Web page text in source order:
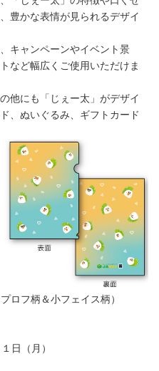
豊かな表情が見られるデザイ
キャンペーンやイベント景
など幅広くご使用いただけま
他にも「じぇー太」がデザイ
、ぬいぐるみ、ギフトカード
ロフ柄＆小フェイス柄）
日（月）